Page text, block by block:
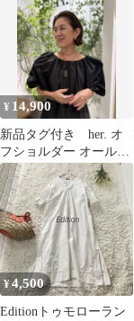
カ製
¥ 14,900
新品タグ付き her. オ
フショルダー オールイ
ンワン ブラック
¥4,500
Editionトゥモローラン